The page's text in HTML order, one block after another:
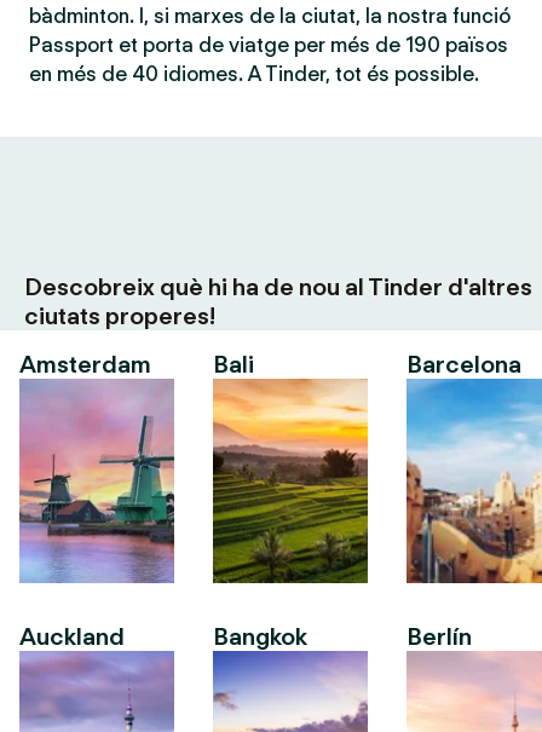
bàdminton. I, si marxes de la ciutat, la nostra funció
Passport et porta de viatge per més de 190 països
en més de 40 idiomes. A Tinder, tot és possible.
Descobreix què hi ha de nou al Tinder d'altres
ciutats properes!
Amsterdam
Auckland
Bali
Bangkok
Barcelona
Berlín